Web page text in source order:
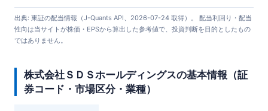
出典: 東証の配当情報（J-Quants API、2026-07-24 取得）。 配当利回り・配当
性向は当サイトが株価・EPSから算出した参考値で、投資判断を目的としたもの
ではありません。
株式会社ＳＤＳホールディングスの基本情報（証
券コード・市場区分・業種）